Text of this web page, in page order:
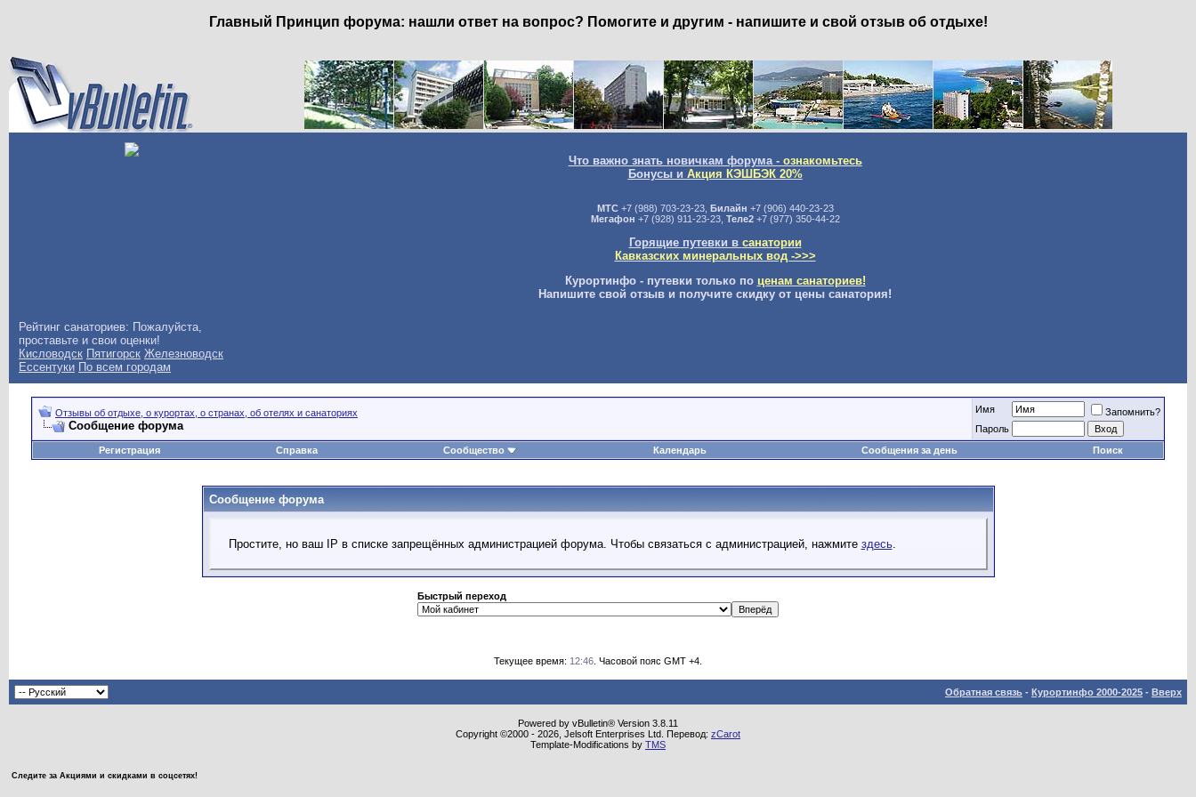
Главный Принцип форума: нашли ответ на вопрос? Помогите и другим - напишите и свой отзыв об отдыхе!
Что важно знать новичкам форума - ознакомьтесь
Бонусы и Акция КЭШБЭК 20%
МТС+7 (988) 703-23-23, Билайн +7 (906) 440-23-23
Мегафон +7 (928) 911-23-23, Теле2+7 (977) 350-44-22
Горящие путевки в санатории
Кавказских минеральных вод ->>>
Курортинфо - путевки только по ценам санаториев!
Напишите свой отзыв и получите скидку от цены санатория!
Рейтинг санаториев: Пожалуйста,
проставьте и свои оценки!
Кисловодск Пятигорск Железноводск
Ессентуки По всем городам
Отзывы об отдыхе, о курортах, о странах, об отелях и санаториях
Сообщение форума
Имя
Запомнить?
Пароль
Регистрация
Справка Сообщество Календарь Сообщения за день Поиск
Сообщение форума
Простите, но ваш IP в списке запрещённых администрацией форума. Чтобы связаться с администрацией, нажмите здесь.
Быстрый переход
Текущее время: 12:46 . Часовой пояс GMT +4.
Обратная связь - Курортинфо 2000-2025 - Вверх
Powered by vBulletin® Version 3.8.11
Copyright ©2000 - 2026, Jelsoft Enterprises Ltd. Перевод: zCarot
Template-Modifications by TMS
Следите за Акциями и скидками в соцсетях!